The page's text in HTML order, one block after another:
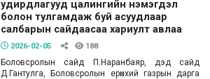
удирдлагууд цалингийн нэмэгдэл
болон тулгамдаж буй асуудлаар
салбарын сайдаасаа хариулт авлаа
2026-02-05 188
Боловсролын сайд П.Наранбаяр, дэд сайд
Д.Гантулга, Боловсролын ерөнхий газрын дарга